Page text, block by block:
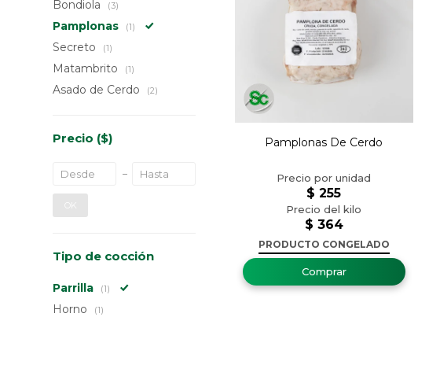
Pamplonas De Cerdo
$ 364
$ 255
PRODUCTO CONGELADO
Bondiola (3)
Pamplonas (1)
Secreto (1)
Matambrito (1)
Asado de Cerdo (2)
Precio ($)
OK
Tipo de cocción
Parrilla (1)
Horno (1)